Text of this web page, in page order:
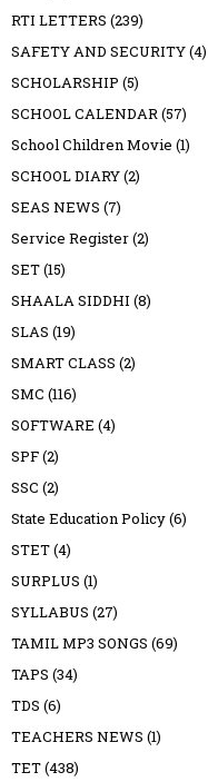
RTI LETTERS (239)
SAFETY AND SECURITY(4)
SCHOLARSHIP (5)
SCHOOL CALENDAR(57)
School Children Movie (1)
SCHOOL DIARY(2)
SEAS NEWS (7)
Service Register(2)
SET(15)
SHAALA SIDDHI (8)
SLAS (19)
SMART CLASS (2)
SMC (116)
SOFTWARE (4)
SPF(2)
SSC (2)
State Education Policy(6)
STET(4)
SURPLUS (1)
SYLLABUS (27)
TAMIL MP3 SONGS (69)
TAPS (34)
TDS (6)
TEACHERS NEWS (1)
TET(438)